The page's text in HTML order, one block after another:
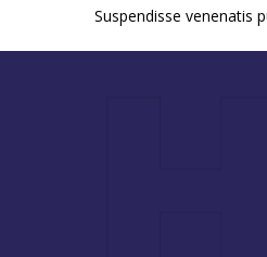
Suspendisse venenatis